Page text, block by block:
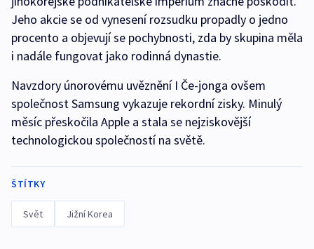
Jeho akcie se od vynesení rozsudku propadly o jedno
procento a objevují se pochybnosti, zda by skupina měla
i nadále fungovat jako rodinná dynastie.
Navzdory únorovému uvěznění I Če-jonga ovšem
společnost Samsung vykazuje rekordní zisky. Minulý
měsíc přeskočila Apple a stala se nejziskovější
technologickou společností na světě.
ŠTÍTKY
Svět Jižní Korea